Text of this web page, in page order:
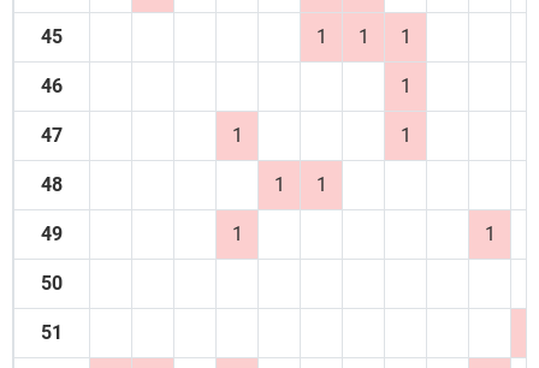
45 1 1 1
46 1
47 1 1
48 1 1
49 1 1
50
51